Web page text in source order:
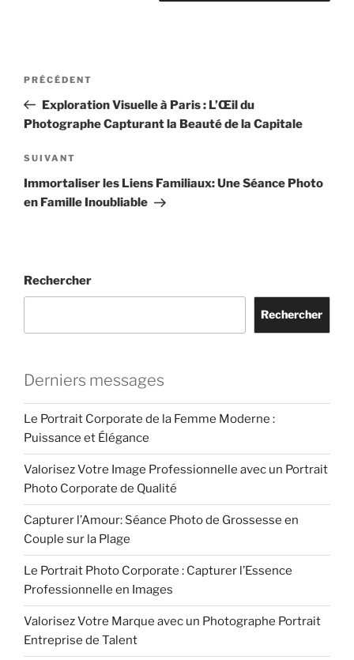
Navigation
l’article
Article
précédent
PRÉCÉDENT
Exploration Visuelle à Paris : L’Œil du
Photographe Capturant la Beauté de la Capitale
Article
suivant
SUIVANT
Immortaliser les Liens Familiaux: Une Séance Photo
en Famille Inoubliable
Rechercher
Rechercher
Derniers messages
Le Portrait Corporate de la Femme Moderne :
Puissance et Élégance
Valorisez Votre Image Professionnelle avec un Portrait
Photo Corporate de Qualité
Capturer l’Amour: Séance Photo de Grossesse en
Couple sur la Plage
Le Portrait Photo Corporate : Capturer l’Essence
Professionnelle en Images
Valorisez Votre Marque avec un Photographe Portrait
Entreprise de Talent